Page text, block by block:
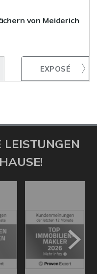
von Meiderich
LEISTUNGEN